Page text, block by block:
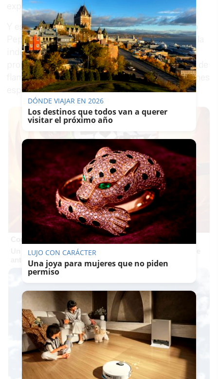
expositiva de trajes, artesanía y complementos.
Y es que, si bien la Pasarela Flamenca Jerez Tío
Pepe se caracteriza por mostrar el conjunto de la
industria de la moda andaluza, este año el
propósito se refuerza, mostrando no solo trajes de
flamenca sino moda “del día a día o para ocasiones
especiales” con aires flamencos.
Corepunk MMORPG
Un verdadero MMORPG de la vieja escuela ¡Cómo los de
antes, pero mejor!
DÓNDE VIAJAR EN 2026
Los destinos que todos van a querer
visitar el próximo año
LUJO CON CARÁCTER
Una joya para mujeres que no piden
permiso